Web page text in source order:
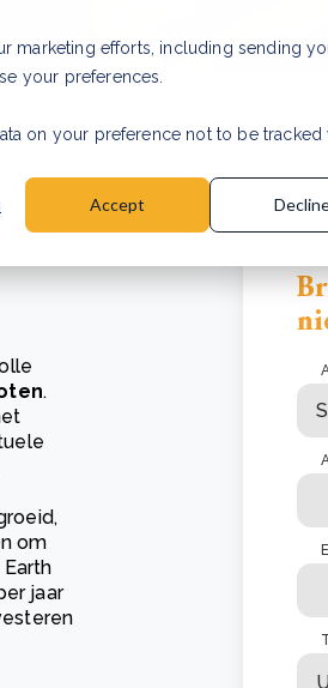
marketing efforts, including sending
your preferences.
on your preference not to be
Accept
.
om
jaar